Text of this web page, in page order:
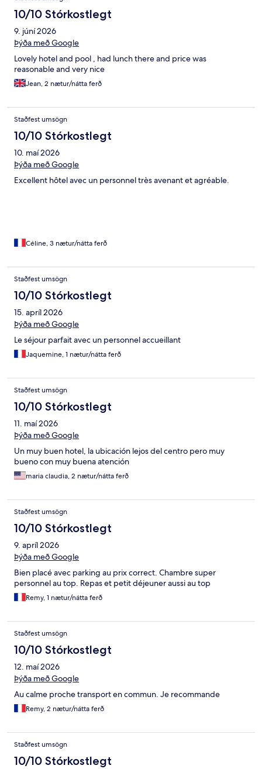
10/10 Stórkostlegt
9. júní 2026
Þýða með Google
Lovely hotel and pool , had lunch there and price was
reasonable and very nice
Jean, 2 nætur/nátta ferð
Staðfest umsögn
10/10 Stórkostlegt
10. maí 2026
Þýða með Google
Excellent hôtel avec un personnel très avenant et agréable.
Céline, 3 nætur/nátta ferð
Staðfest umsögn
10/10 Stórkostlegt
15. apríl 2026
Þýða með Google
Le séjour parfait avec un personnel accueillant
Jaquemine, 1 nætur/nátta ferð
Staðfest umsögn
10/10 Stórkostlegt
11. maí 2026
Þýða með Google
Un muy buen hotel, la ubicación lejos del centro pero muy
bueno con muy buena atención
maria claudia, 2 nætur/nátta ferð
Staðfest umsögn
10/10 Stórkostlegt
9. apríl 2026
Þýða með Google
Bien placé avec parking au prix correct. Chambre super
personnel au top. Repas et petit déjeuner aussi au top
Remy, 1 nætur/nátta ferð
Staðfest umsögn
10/10 Stórkostlegt
12. maí 2026
Þýða með Google
Au calme proche transport en commun. Je recommande
Remy, 2 nætur/nátta ferð
Staðfest umsögn
10/10 Stórkostlegt